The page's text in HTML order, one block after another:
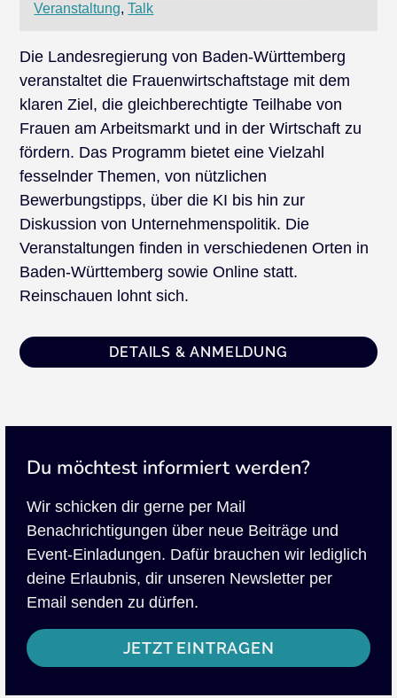
Veranstaltung,Talk
Die Landesregierung von Baden-Württemberg
veranstaltet die Frauenwirtschaftstage mit dem
klaren Ziel, die gleichberechtigte Teilhabe von
Frauen am Arbeitsmarkt und in der Wirtschaft zu
fördern. Das Programm bietet eine Vielzahl
fesselnder Themen, von nützlichen
Bewerbungstipps, über die KI bis hin zur
Diskussion von Unternehmenspolitik. Die
Veranstaltungen finden in verschiedenen Orten in
Baden-Württemberg sowie Online statt.
Reinschauen lohnt sich.
DETAILS & ANMELDUNG
Du möchtest informiert werden?
Wir schicken dir gerne per Mail
Benachrichtigungen über neue Beiträge und
Event-Einladungen. Dafür brauchen wir lediglich
deine Erlaubnis, dir unseren Newsletter per
Email senden zu dürfen.
JETZT EINTRAGEN